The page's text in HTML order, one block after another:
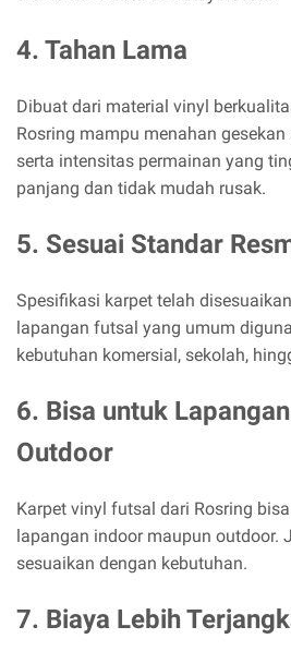
4. Tahan Lama
Dibuat dari material vinyl
Rosring mampu menahan gesekan
serta intensitas permainan yang
panjang dan tidak mudah rusak.
5. Sesuai Standar
Spesifikasi karpet telah
lapangan futsal yang umum
kebutuhan komersial, sekolah,
6. Bisa untuk
Outdoor
Karpet vinyl futsal dari Rosring
lapangan indoor maupun outdoor.
sesuaikan dengan kebutuhan.
7. Biaya Lebih